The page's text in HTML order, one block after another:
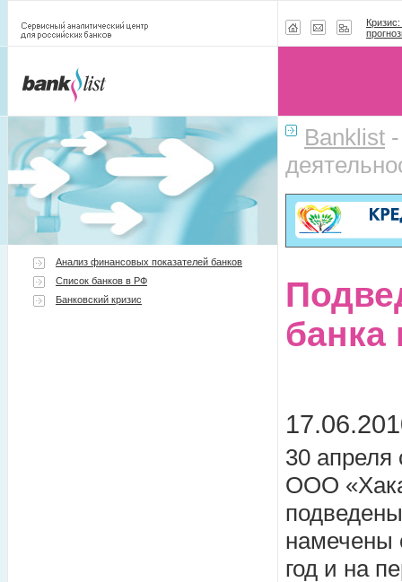
Анализ финансовых показателей банков
Список банков в РФ
Банковский кризис
Banklist
банка
30 апреля
ООО
намечены
год и на